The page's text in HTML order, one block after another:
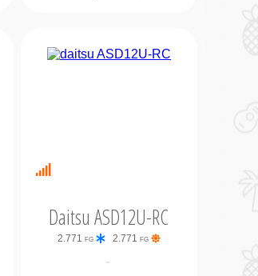
Daitsu ASD12U-RC
2.771 fg 2.771 fg
-